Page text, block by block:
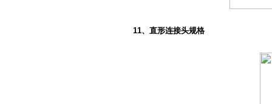
11、直形连接头规格